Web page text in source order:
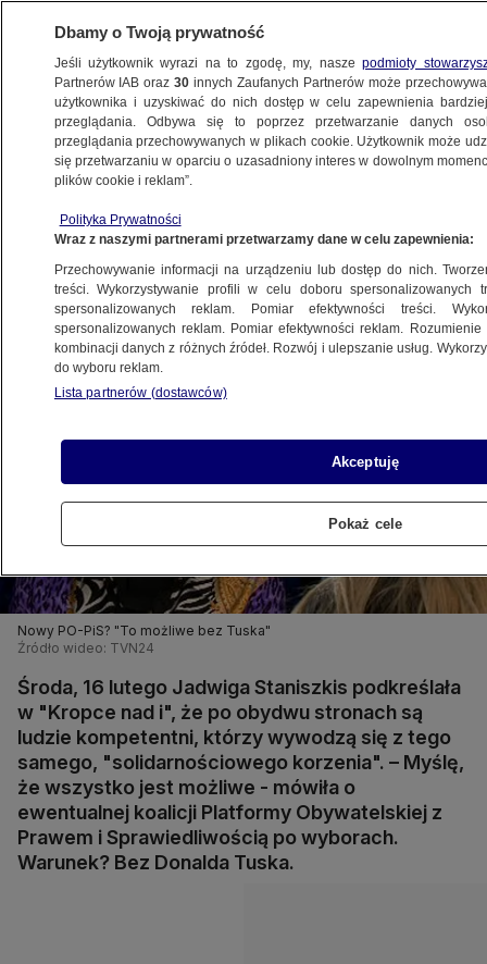
PROGRAMY
16.02.2011, 22:05
Udostępnij
Nowy PO-PiS? "To możliwe bez Tuska"
Źródło wideo: TVN24
Środa, 16 lutego Jadwiga Staniszkis podkreślała
w "Kropce nad i", że po obydwu stronach są
ludzie kompetentni, którzy wywodzą się z tego
samego, "solidarnościowego korzenia". – Myślę,
że wszystko jest możliwe - mówiła o
ewentualnej koalicji Platformy Obywatelskiej z
Prawem i Sprawiedliwością po wyborach.
Warunek? Bez Donalda Tuska.
Dbamy o Twoją prywatność
Jeśli użytkownik wyrazi na to zgodę, my, naszepodmioty
Partnerów IAB oraz30 innych Zaufanych Partnerów może
użytkownika i uzyskiwać do nich dostęp w celu zapewnienia
przeglądania. Odbywa się to poprzez przetwarzanie danych
przeglądania przechowywanych w plikach cookie. Użytkownik może
się przetwarzaniu w oparciu o uzasadniony interes w dowolnym
plików cookie i reklam”.
Polityka Prywatności
Wraz z naszymi partnerami przetwarzamy dane w celu zapewnienia:
Przechowywanie informacji na urządzeniu lub dostęp do nich.
treści. Wykorzystywanie profili w celu doboru spersonalizowanych
spersonalizowanych reklam. Pomiar efektywności treści.
spersonalizowanych reklam. Pomiar efektywności reklam.
kombinacji danych z różnych źródeł. Rozwój i ulepszanie usług.
do wyboru reklam.
Lista partnerów (dostawców)
Akceptuję
Pokaż cele